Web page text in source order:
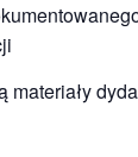
materiały